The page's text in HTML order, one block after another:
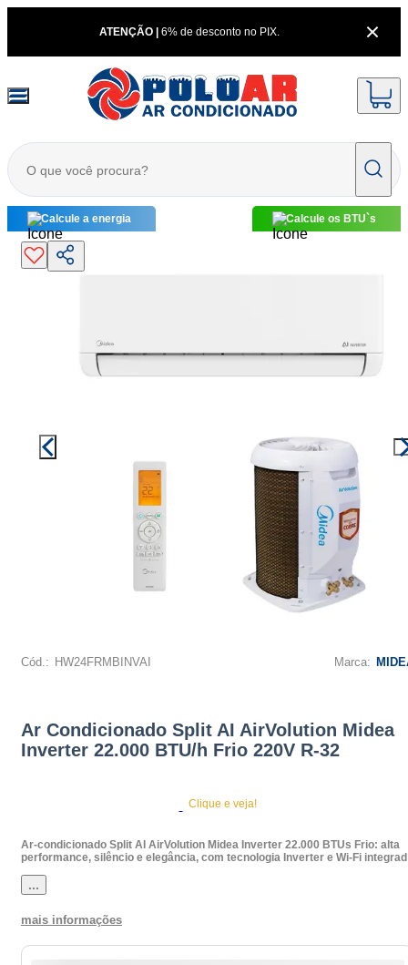
ATENÇÃO | 6% de desconto no PIX.
Calcule a energia Calcule os BTU`s
Cód.: HW24FRMBINVAI Marca:
Ar Condicionado Split AI AirVolution Midea
Inverter 22.000 BTU/h Frio 220V R-32
Clique e veja!
Ar-condicionado Split AI AirVolution Midea Inverter 22.000 BTUs Frio: alta
performance, silêncio e elegância, com tecnologia Inverter e Wi-Fi integrad
...
mais informações